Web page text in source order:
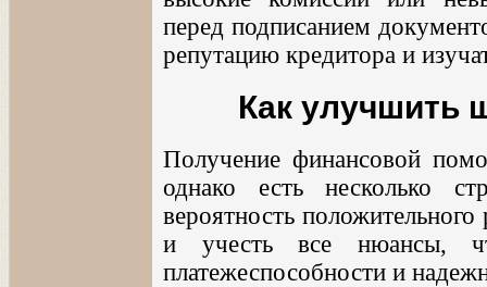
перед подписанием
репутацию кредитора и
Как улучшить
Получение финансовой
однако есть несколько
вероятность
и учесть все нюансы,
платежеспособности и